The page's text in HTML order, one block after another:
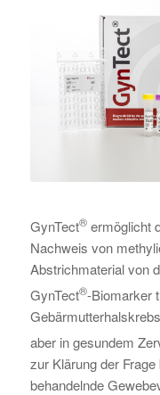
GynTect®ermöglicht
Nachweis von
Abstrichmaterial von
GynTect®-Biomarker
aber in gesundem
zur Klärung der
behandelnde